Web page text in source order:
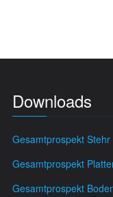
Downloads
Gesamtprospekt
Gesamtprospekt
Gesamtprospekt